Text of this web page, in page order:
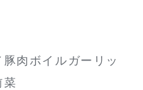
肉ボイルガーリッ
菜